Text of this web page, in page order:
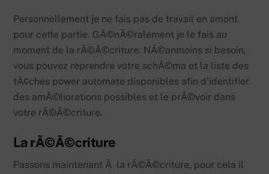
Personnellement je ne fais pas de travail en amont
pour cette partie. GÃ©nÃ©ralement je le fais au
moment de la rÃ©Ã©criture. NÃ©anmoins si besoin,
vous pouvez reprendre votre schÃ©ma et la liste des
tÃ¢ches power automate disponibles afin d’identifier
des amÃ©liorations possibles et le prÃ©voir dans
votre rÃ©Ã©criture.
La rÃ©Ã©criture
Passons maintenant Ã la rÃ©Ã©criture, pour cela il